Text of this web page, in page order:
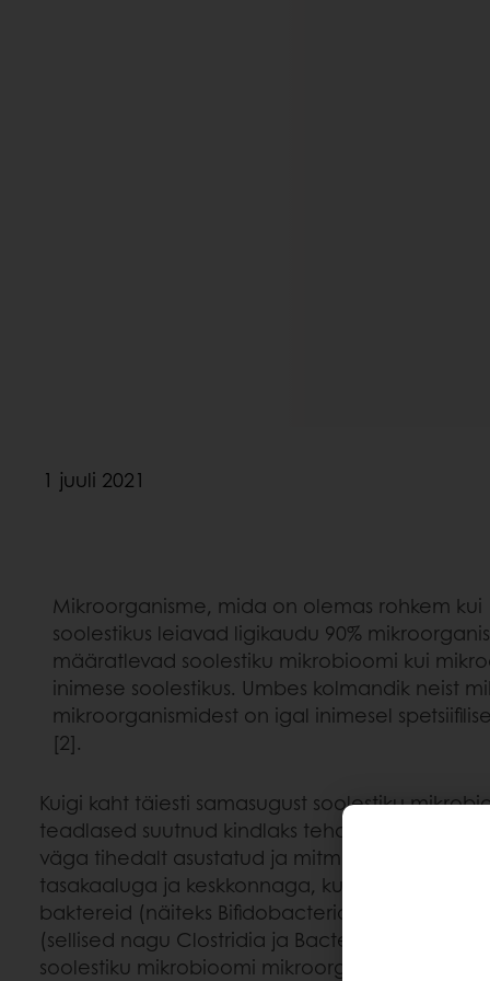
1 juuli 2021
Mikroorganisme, mida on olemas rohkem kui
soolestikus leiavad ligikaudu 90%
määratlevad soolestiku mikrobioomi kui
inimese soolestikus. Umbes kolmandik neist
mikroorganismidest on igal inimesel
[2].
Kuigi kaht täiesti samasugust soolestiku
teadlased suutnud kindlaks teha, et tervisliku
väga tihedalt asustatud ja mitmekesine. See
tasakaaluga ja keskkonnaga, kus on täpselt
baktereid (näiteks Bifidobacteria ja
(sellised nagu Clostridia ja Bacteroides).
soolestiku mikrobioomi mikroorganismide